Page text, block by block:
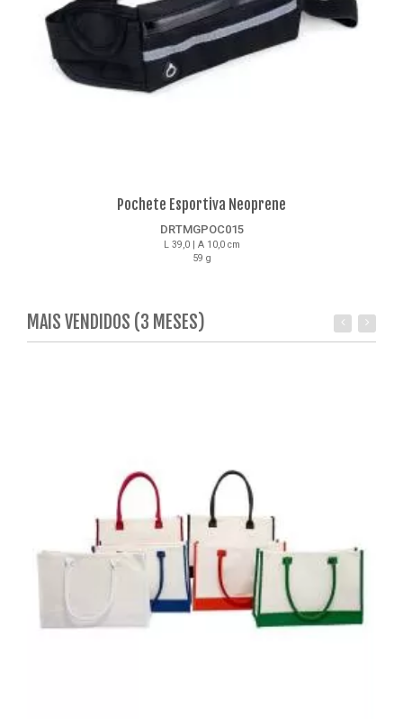
Pochete Esportiva Neoprene
DRTMGPOC015
L 39,0 | A 10,0 cm
59 g
MAIS VENDIDOS (3 MESES)